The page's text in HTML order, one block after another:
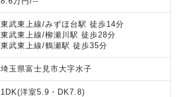
東武東上線/みずほ台駅 徒歩14分
東武東上線/柳瀬川駅 徒歩28分
東武東上線/鶴瀬駅 徒歩35分
埼玉県富士見市大字水子
1DK(洋室5.9・DK7.8)